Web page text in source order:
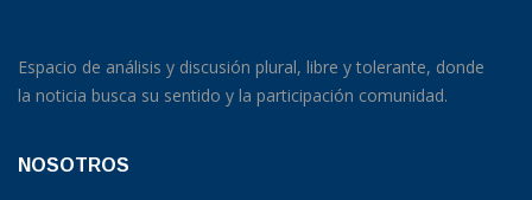
Espacio de análisis y discusión plural, libre y tolerante, donde
la noticia busca su sentido y la participación comunidad.
NOSOTROS